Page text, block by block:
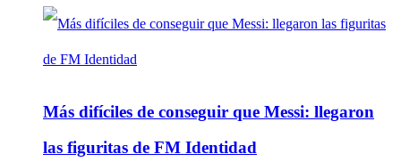
Más difíciles de conseguir que Messi: llegaron
las figuritas de FM Identidad